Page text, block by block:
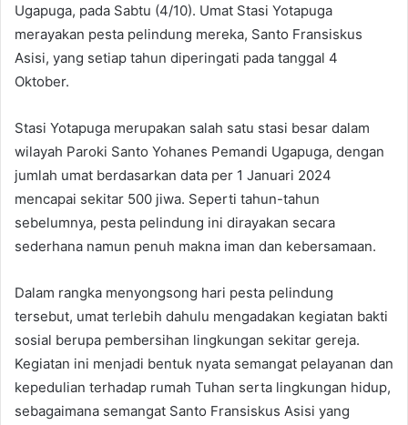
Ugapuga, pada Sabtu (4/10). Umat Stasi Yotapuga
merayakan pesta pelindung mereka, Santo Fransiskus
Asisi, yang setiap tahun diperingati pada tanggal 4
Oktober.
Stasi Yotapuga merupakan salah satu stasi besar dalam
wilayah Paroki Santo Yohanes Pemandi Ugapuga, dengan
jumlah umat berdasarkan data per 1 Januari 2024
mencapai sekitar 500 jiwa. Seperti tahun-tahun
sebelumnya, pesta pelindung ini dirayakan secara
sederhana namun penuh makna iman dan kebersamaan.
Dalam rangka menyongsong hari pesta pelindung
tersebut, umat terlebih dahulu mengadakan kegiatan bakti
sosial berupa pembersihan lingkungan sekitar gereja.
Kegiatan ini menjadi bentuk nyata semangat pelayanan dan
kepedulian terhadap rumah Tuhan serta lingkungan hidup,
sebagaimana semangat Santo Fransiskus Asisi yang